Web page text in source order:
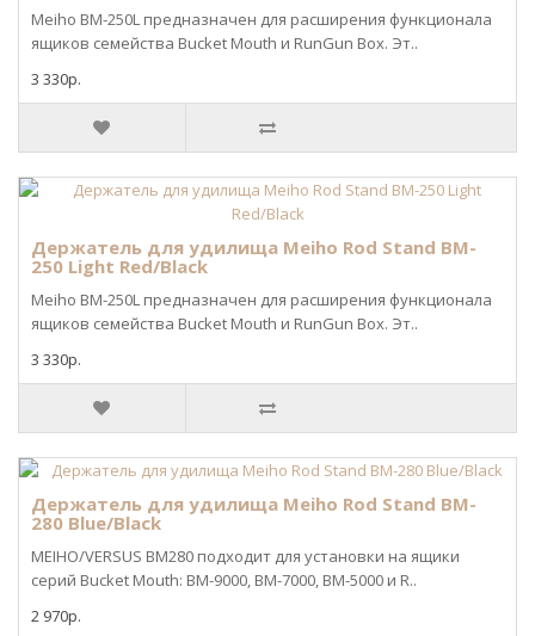
Meiho BM-250L предназначен для расширения функционала
ящиков семейства Bucket Mouth и RunGun Box. Эт..
3 330р.
Держатель для удилища Meiho Rod Stand BM-
250 Light Red/Black
Meiho BM-250L предназначен для расширения функционала
ящиков семейства Bucket Mouth и RunGun Box. Эт..
3 330р.
Держатель для удилища Meiho Rod Stand BM-
280 Blue/Black
MEIHO/VERSUS BM280 подходит для установки на ящики
серий Bucket Mouth: BM-9000, BM-7000, BM-5000 и R..
2 970р.